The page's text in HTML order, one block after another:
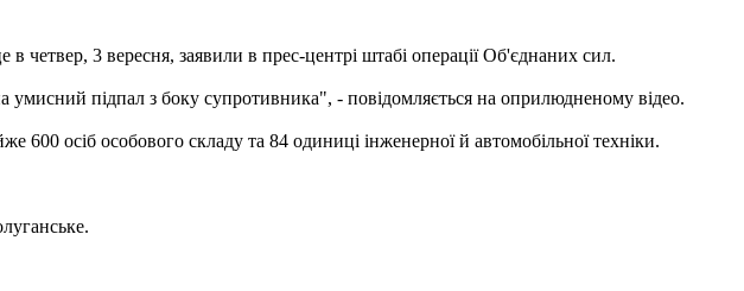
3 вересня, заявили в прес-центрі штабі операції Об'єднаних сил.
підпал з боку супротивника", - повідомляється на оприлюдненому відео.
600 осіб особового складу та 84 одиниці інженерної й автомобільної техніки.